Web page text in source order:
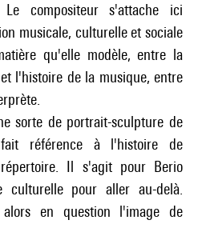
Le compositeur s'attache ici
musicale, culturelle et sociale
qu'elle modèle, entre la
l'histoire de la musique, entre
sorte de portrait-sculpture de
fait référence à l'histoire de
Il s'agit pour Berio
culturelle pour aller au-delà.
en question l'image de